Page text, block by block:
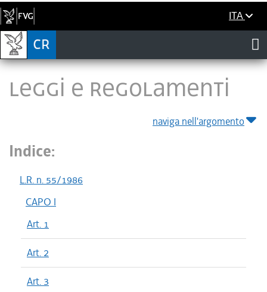
ITA
LEGGI E REGOLAMENTI
naviga nell'argomento
Indice:
L.R. n. 55/1986
CAPO I
Art. 1
Art. 2
Art. 3